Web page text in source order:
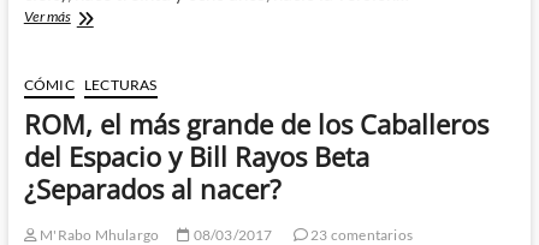
Ver másFeliz
mas
grande
de
los
Caballeros
del
Espacio
CÓMIC LECTURAS
ROM, el más grande de los Caballeros
del Espacio y Bill Rayos Beta
¿Separados al nacer?
M'Rabo Mhulargo 08/03/2017
23 comentarios